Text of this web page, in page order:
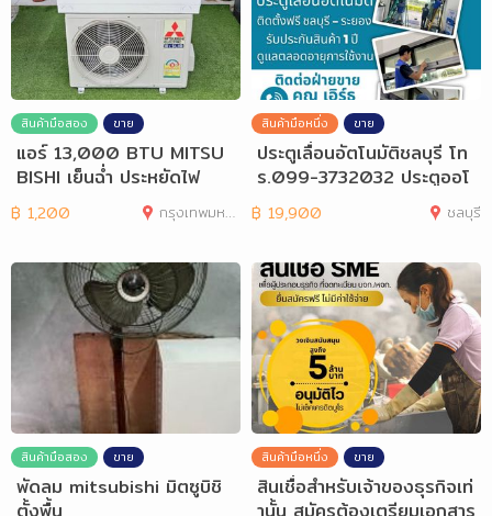
สินค้ามือสอง ขาย
แอร์ 13,000 BTU MITSU
BISHI เย็นฉ่ำ ประหยัดไฟ
฿ 1,200 กรุงเทพมหานคร
สินค้ามือหนึ่ง ขาย
ประตูเลื่อนอัตโนมัติชลบุรี โท
ร.099-3732032 ประตูออโ
ต้ชลบุรี
฿ 19,900 ชลบุรี
สินค้ามือสอง ขาย
พัดลม mitsubishi มิตซูบิชิ
สินค้ามือหนึ่ง ขาย
สินเชื่อสำหรับเจ้าของธุรกิจเท่